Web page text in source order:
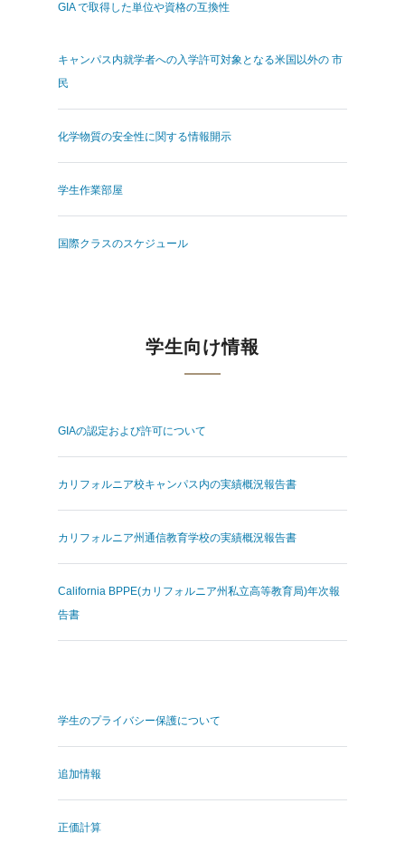
GIA で取得した単位や資格の互換性
キャンパス内就学者への入学許可対象となる米国以外の 市
民
化学物質の安全性に関する情報開示
学生作業部屋
国際クラスのスケジュール
学生向け情報
GIAの認定および許可について
カリフォルニア校キャンパス内の実績概況報告書
カリフォルニア州通信教育学校の実績概況報告書
California BPPE(カリフォルニア州私立高等教育局)年次報
告書
学生のプライバシー保護について
追加情報
正価計算